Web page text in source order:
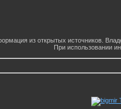
из открытых источников.
При использовании